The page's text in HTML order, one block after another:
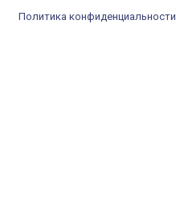
Политика конфиденциальности